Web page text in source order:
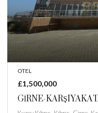
OTEL
£1,500,000